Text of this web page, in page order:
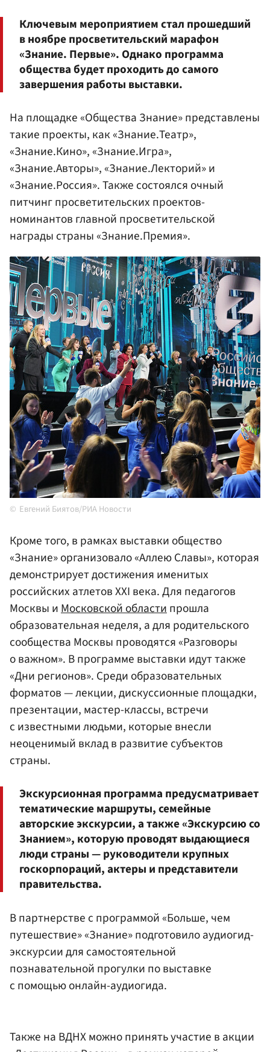
Ключевым мероприятием стал прошедший
в ноябре просветительский марафон
«Знание. Первые». Однако программа
общества будет проходить до самого
завершения работы выставки.
На площадке «Общества Знание» представлены
такие проекты, как «Знание.Театр»,
«Знание.Кино», «Знание.Игра»,
«Знание.Авторы», «Знание.Лекторий» и
«Знание.Россия». Также состоялся очный
питчинг просветительских проектов-
номинантов главной просветительской
награды страны «Знание.Премия».
Евгений Биятов/РИА Новости
Кроме того, в рамках выставки общество
«Знание» организовало «Аллею Славы», которая
демонстрирует достижения именитых
российских атлетов XXI века. Для педагогов
Москвы иМосковской областипрошла
образовательная неделя, а для родительского
сообщества Москвы проводятся «Разговоры
о важном». В программе выставки идут также
«Дни регионов». Среди образовательных
форматов — лекции, дискуссионные площадки,
презентации, мастер-классы, встречи
с известными людьми, которые внесли
неоценимый вклад в развитие субъектов
страны.
Экскурсионная программа предусматривает
тематические маршруты, семейные
авторские экскурсии, а также «Экскурсию со
Знанием», которую проводят выдающиеся
люди страны — руководители крупных
госкорпораций, актеры и представители
правительства.
В партнерстве с программой «Больше, чем
путешествие» «Знание» подготовило аудиогид-
экскурсии для самостоятельной
познавательной прогулки по выставке
с помощью онлайн-аудиогида.
Также на ВДНХ можно принять участие в акции